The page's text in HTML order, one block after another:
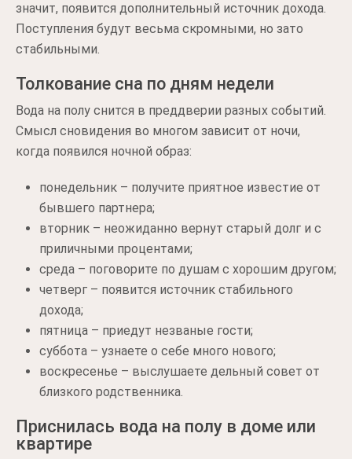
значит, появится дополнительный источник дохода.
Поступления будут весьма скромными, но зато
стабильными.
Толкование сна по дням недели
Вода на полу снится в преддверии разных событий.
Смысл сновидения во многом зависит от ночи,
когда появился ночной образ:
понедельник – получите приятное известие от
бывшего партнера;
вторник – неожиданно вернут старый долг и с
приличными процентами;
среда – поговорите по душам с хорошим другом;
четверг – появится источник стабильного
дохода;
пятница – приедут незваные гости;
суббота – узнаете о себе много нового;
воскресенье – выслушаете дельный совет от
близкого родственника.
Приснилась вода на полу в доме или
квартире